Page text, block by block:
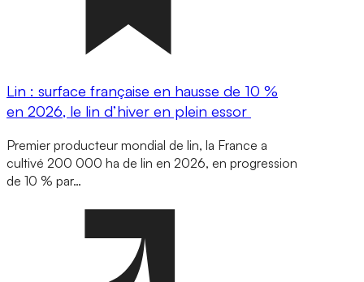
Lin : surface française en hausse de 10 %
en 2026, le lin d’hiver en plein essor
Premier producteur mondial de lin, la France a
cultivé 200 000 ha de lin en 2026, en progression
de 10 % par…